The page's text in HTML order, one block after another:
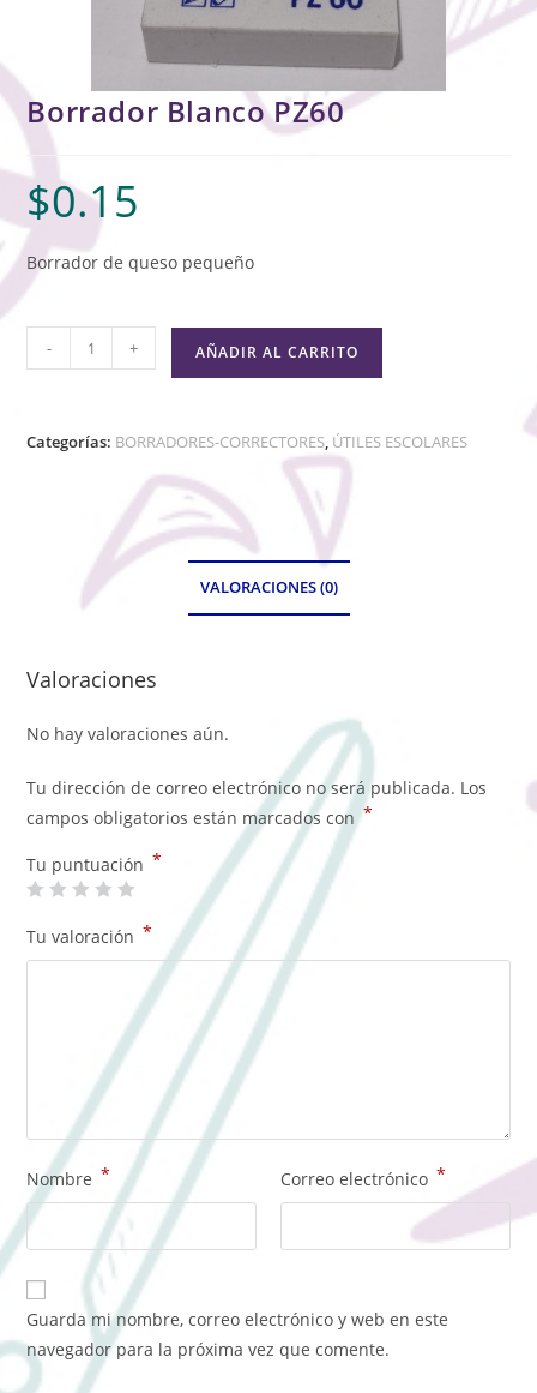
Borrador Blanco PZ60
$0.15
Borrador de queso pequeño
- + AÑADIR AL CARRITO
Categorías: BORRADORES-CORRECTORES, ÚTILES ESCOLARES
VALORACIONES (0)
Valoraciones
No hay valoraciones aún.
Tu dirección de correo electrónico no será publicada. Los
campos obligatorios están marcados con*
Tu puntuación *
Tu valoración *
Nombre * Correo electrónico *
Guarda mi nombre, correo electrónico y web en este
navegador para la próxima vez que comente.